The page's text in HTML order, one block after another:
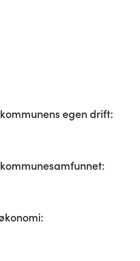
egen drift: